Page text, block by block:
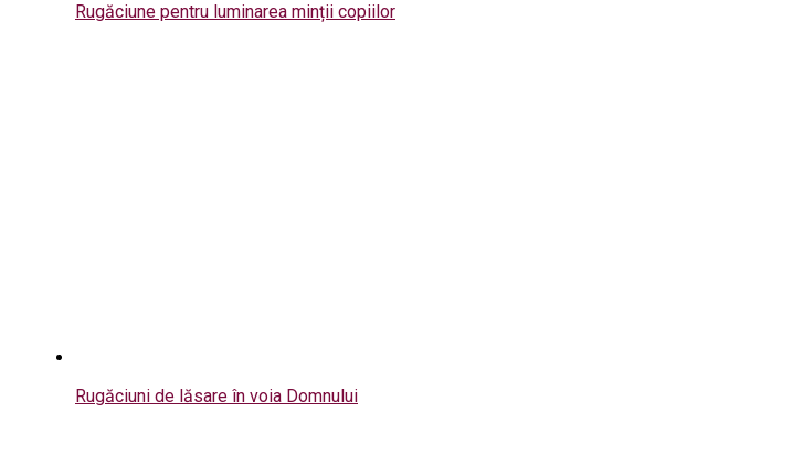
Rugăciune pentru luminarea minții copiilor
Rugăciuni de lăsare în voia Domnului